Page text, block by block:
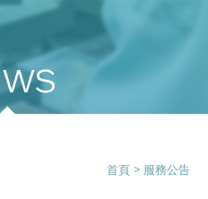
告
首頁 > 服務公告